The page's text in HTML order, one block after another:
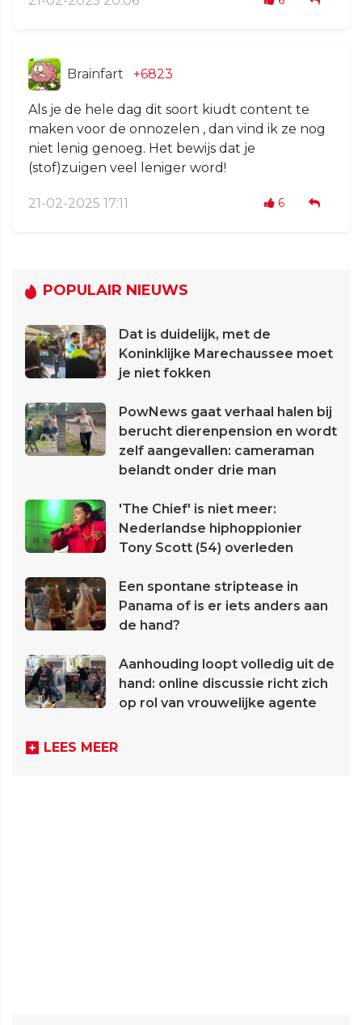
Brainfart +6823
Als je de hele dag dit soort kiudt content te
maken voor de onnozelen , dan vind ik ze nog
niet lenig genoeg. Het bewijs dat je
(stof)zuigen veel leniger word!
21-02-2025 17:11 6
POPULAIR NIEUWS
Dat is duidelijk, met de
Koninklijke Marechaussee moet
je niet fokken
PowNews gaat verhaal halen bij
berucht dierenpension en wordt
zelf aangevallen: cameraman
belandt onder drie man
'The Chief' is niet meer:
Nederlandse hiphoppionier
Tony Scott (54) overleden
Een spontane striptease in
Panama of is er iets anders aan
de hand?
Aanhouding loopt volledig uit de
hand: online discussie richt zich
op rol van vrouwelijke agente
LEES MEER